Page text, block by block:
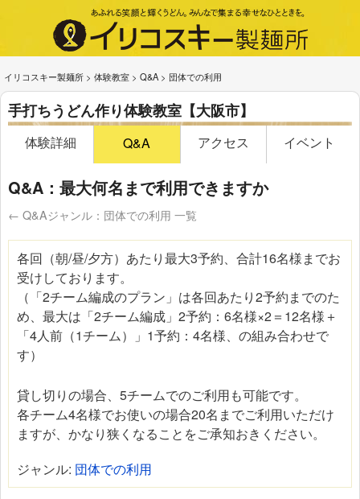
イリコスキー製麺所 > 体験教室 > Q&A > 団体での利用
手打ちうどん作り体験教室【大阪市】
体験詳細 Q&A アクセス イベント
Q&A：最大何名まで利用できますか
← Q&Aジャンル：団体での利用 一覧
各回（朝/昼/夕方）あたり最大3予約、合計16名様までお
受けしております。
（「2チーム編成のプラン」は各回あたり2予約までのた
め、最大は「2チーム編成」2予約：6名様×2＝12名様＋
「4人前（1チーム）」1予約：4名様、の組み合わせで
す）
貸し切りの場合、5チームでのご利用も可能です。
各チーム4名様でお使いの場合20名までご利用いただけ
ますが、かなり狭くなることをご承知おきください。
ジャンル: 団体での利用